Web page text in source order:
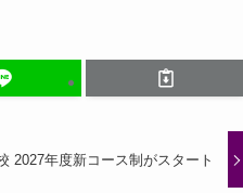
2027年度新コース制がスタート